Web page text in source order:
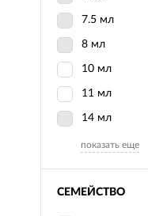
7.5 мл
8 мл
10 мл
11 мл
14 мл
показать еще
СЕМЕЙСТВО